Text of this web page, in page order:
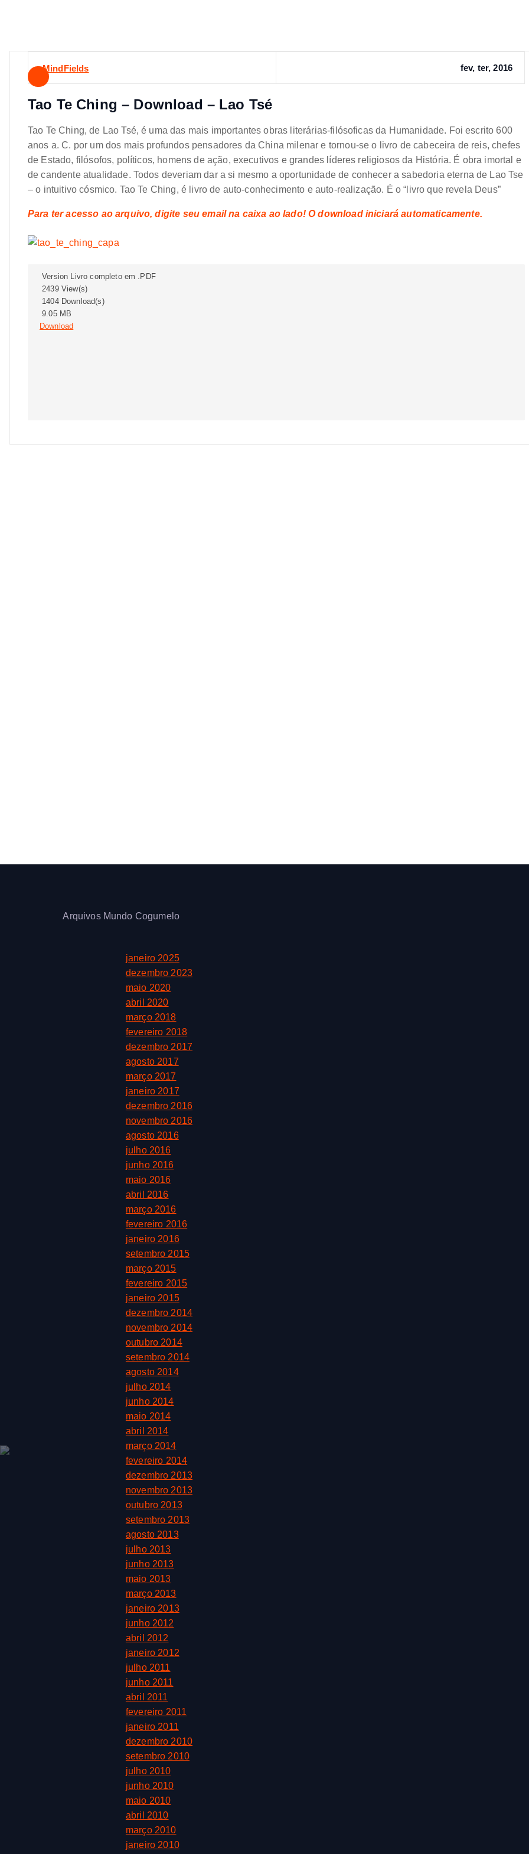
MindFields fev, ter, 2016
Tao Te Ching – Download – Lao Tsé
Tao Te Ching, de Lao Tsé, é uma das mais importantes obras literárias-filósoficas da Humanidade. Foi escrito 600
anos a. C. por um dos mais profundos pensadores da China milenar e tornou-se o livro de cabeceira de reis, chefes
de Estado, filósofos, políticos, homens de ação, executivos e grandes líderes religiosos da História. É obra imortal e
de candente atualidade. Todos deveriam dar a si mesmo a oportunidade de conhecer a sabedoria eterna de Lao Tse
– o intuitivo cósmico. Tao Te Ching, é livro de auto-conhecimento e auto-realização. É o “livro que revela Deus”
Para ter acesso ao arquivo, digite seu email na caixa ao lado! O download iniciará automaticamente.
Version Livro completo em .PDF
2439 View(s)
1404 Download(s)
9.05 MB
Download
Arquivos Mundo Cogumelo
janeiro 2025
dezembro 2023
maio 2020
abril 2020
março 2018
fevereiro 2018
dezembro 2017
agosto 2017
março 2017
janeiro 2017
dezembro 2016
novembro 2016
agosto 2016
julho 2016
junho 2016
maio 2016
abril 2016
março 2016
fevereiro 2016
janeiro 2016
setembro 2015
março 2015
fevereiro 2015
janeiro 2015
dezembro 2014
novembro 2014
outubro 2014
setembro 2014
agosto 2014
julho 2014
junho 2014
maio 2014
abril 2014
março 2014
fevereiro 2014
dezembro 2013
novembro 2013
outubro 2013
setembro 2013
agosto 2013
julho 2013
junho 2013
maio 2013
março 2013
janeiro 2013
junho 2012
abril 2012
janeiro 2012
julho 2011
junho 2011
abril 2011
fevereiro 2011
janeiro 2011
dezembro 2010
setembro 2010
julho 2010
junho 2010
maio 2010
abril 2010
março 2010
janeiro 2010